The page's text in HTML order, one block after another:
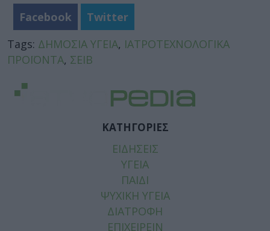
Facebook
Twitter
Tags: ΔΗΜΟΣΙΑ ΥΓΕΙΑ, ΙΑΤΡΟΤΕΧΝΟΛΟΓΙΚΑ
ΠΡΟΪΟΝΤΑ, ΣΕΙΒ
ΚΑΤΗΓΟΡΙΕΣ
ΕΙΔΗΣΕΙΣ
ΥΓΕΙΑ
ΠΑΙΔΙ
ΨΥΧΙΚΗ ΥΓΕΙΑ
ΔΙΑΤΡΟΦΗ
ΕΠΙΧΕΙΡΕΙΝ